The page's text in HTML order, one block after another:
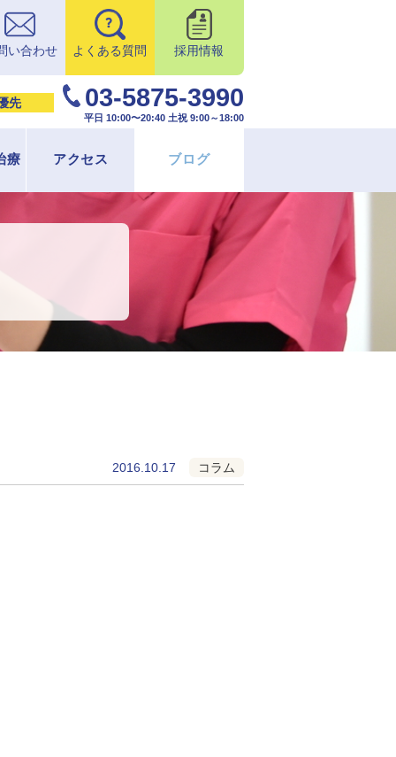
い合わせ よくある質問 採用情報
先 03-5875-3990
平日 10:00〜20:40 土祝 9:00～18:00
療 アクセス ブログ
2016.10.17 コラム